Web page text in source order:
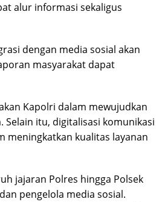
alur informasi sekaligus
dengan media sosial akan
masyarakat dapat
Kapolri dalam mewujudkan
itu, digitalisasi komunikasi
meningkatkan kualitas layanan
jajaran Polres hingga Polsek
pengelola media sosial.